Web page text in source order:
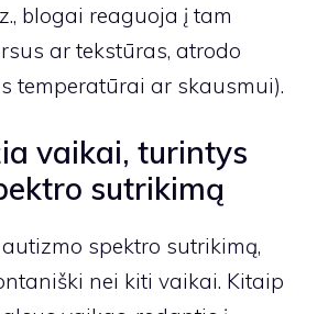
blogai reaguoja į tam
ar tekstūras, atrodo
temperatūrai ar skausmui).
vaikai, turintys
sutrikimą
spektro sutrikimą,
nei kiti vaikai. Kitaip